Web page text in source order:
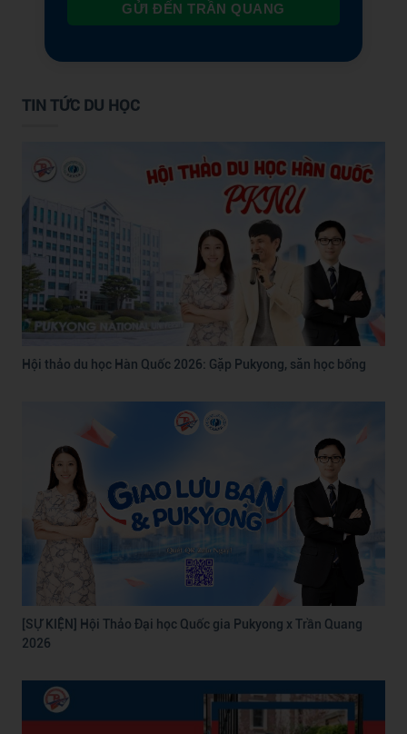
GỬI ĐẾN TRẦN QUANG
TIN TỨC DU HỌC
Hội thảo du học Hàn Quốc 2026: Gặp Pukyong, săn học bổng
[SỰ KIỆN] Hội Thảo Đại học Quốc gia Pukyong x Trần Quang
2026